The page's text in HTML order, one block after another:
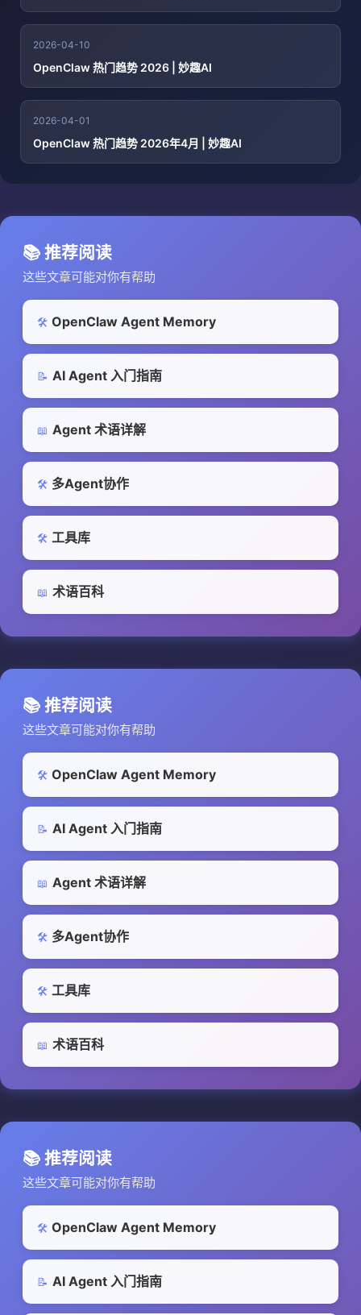
2026-04-10
OpenClaw 热门趋势 2026 | 妙趣AI
2026-04-01
OpenClaw 热门趋势 2026年4月 | 妙趣AI
📚 推荐阅读
这些文章可能对你有帮助
🛠️ OpenClaw Agent Memory
📝 AI Agent 入门指南
📖 Agent 术语详解
🛠️ 多Agent协作
🛠️ 工具库
📖 术语百科
📚 推荐阅读
这些文章可能对你有帮助
🛠️ OpenClaw Agent Memory
📝 AI Agent 入门指南
📖 Agent 术语详解
🛠️ 多Agent协作
🛠️ 工具库
📖 术语百科
📚 推荐阅读
这些文章可能对你有帮助
🛠️ OpenClaw Agent Memory
📝 AI Agent 入门指南